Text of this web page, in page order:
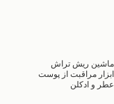
ماشین ریش تراش
ابزار مراقبت از پوست
عطر و ادکلن